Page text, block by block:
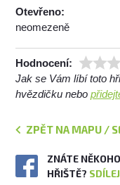
Otevřeno:
neomezeně
Hodnocení:
Jak se Vám líbí toto
hvězdičku nebo
ZPĚT NA MAPU /
ZNÁTE
HŘIŠTĚ?